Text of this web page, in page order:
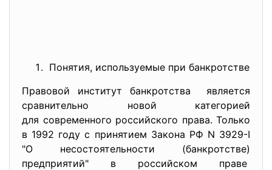
Понятия, используемые при банкротстве
Правовой институт банкротства является
сравнительно новой категорией
для современного российского права. Только
в 1992 году с принятием Закона РФ N 3929-I
"О несостоятельности (банкротстве)
предприятий" в российском праве